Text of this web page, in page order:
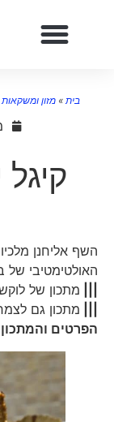
»מזון ומשקאות»
מרץ 30,
קיגל
השף אליחנן
האולטימטיבי של
מתכון של
מתכון גם
הפרטים והמתכון